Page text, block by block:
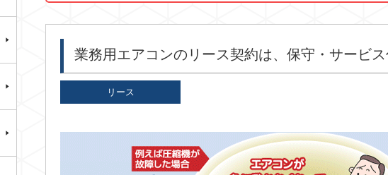
業務用エアコンのリース契約は、保守・サービ
リース